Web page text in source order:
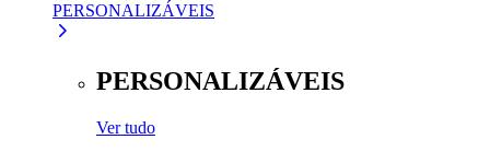
PERSONALIZÁVEIS
PERSONALIZÁVEIS
Ver tudo